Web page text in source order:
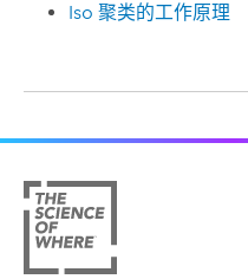
Iso 聚类的工作原理